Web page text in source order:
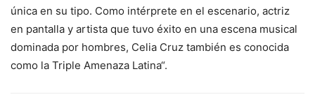
única en su tipo. Como intérprete en el escenario, actriz
en pantalla y artista que tuvo éxito en una escena musical
dominada por hombres, Celia Cruz también es conocida
como la Triple Amenaza Latina“.